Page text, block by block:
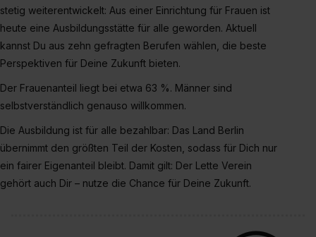
stetig weiterentwickelt: Aus einer Einrichtung für Frauen ist
heute eine Ausbildungsstätte für alle geworden. Aktuell
kannst Du aus zehn gefragten Berufen wählen, die beste
Perspektiven für Deine Zukunft bieten.
Der Frauenanteil liegt bei etwa 63 %. Männer sind
selbstverständlich genauso willkommen.
Die Ausbildung ist für alle bezahlbar: Das Land Berlin
übernimmt den größten Teil der Kosten, sodass für Dich nur
ein fairer Eigenanteil bleibt. Damit gilt: Der Lette Verein
gehört auch Dir – nutze die Chance für Deine Zukunft.